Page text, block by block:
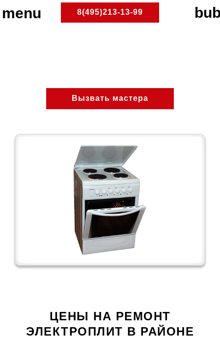
8(495)213-13-99
Вызвать мастера
ЦЕНЫ НА РЕМОНТ
ЭЛЕКТРОПЛИТ В РАЙОНЕ